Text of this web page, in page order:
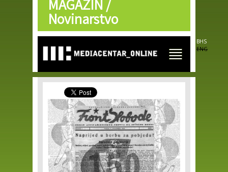
Skip to
main
content
MAGAZIN /
Novinarstvo
BHS
ENG